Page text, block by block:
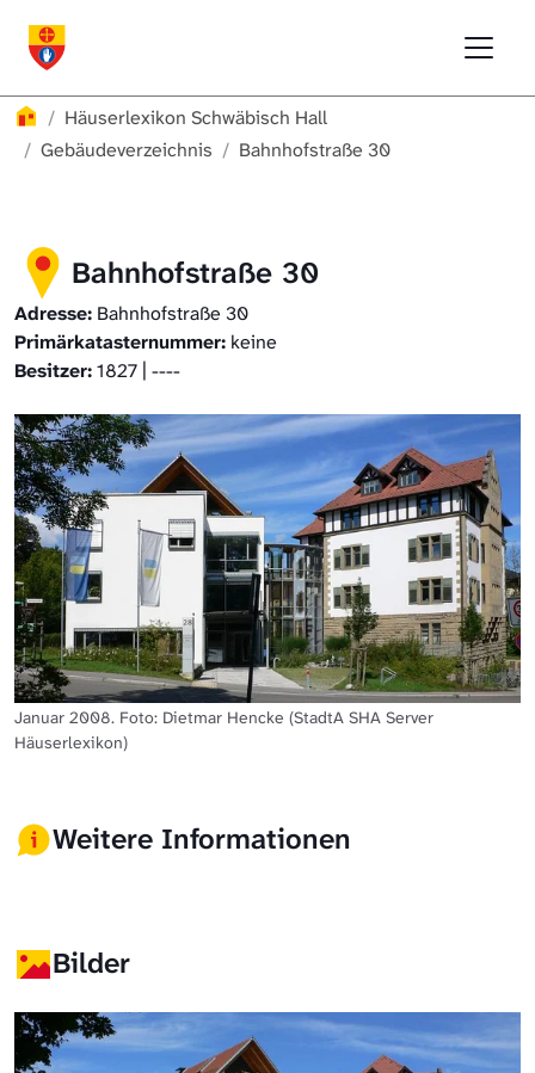
Häuserlexikon
Häuserlexikon Schwäbisch Hall
Gebäudeverzeichnis
Bahnhofstraße 30
Bahnhofstraße 30
Adresse: Bahnhofstraße 30
Primärkatasternummer: keine
Besitzer:1827 | ----
Januar 2008. Foto: Dietmar Hencke (StadtA SHA Server
Häuserlexikon)
Weitere Informationen
Bilder
Häuserlexikon Steinbach
Digitale Nachschlagewerke
Gebäudeverzeichnis